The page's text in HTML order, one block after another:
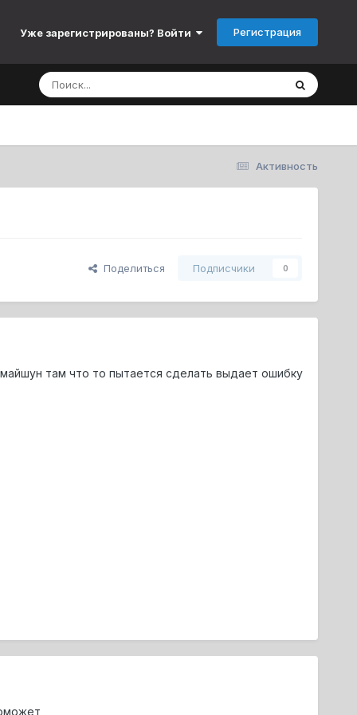
Уже зарегистрированы? Войти Регистрация
Активность
Поделиться Подписчики 0
там что то пытается сделать выдает ошибку